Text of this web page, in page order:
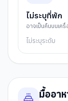
ไม่ระบุที่พัก
อาจเป็นคืนบนเค
ไม่ระบุระดับ
มื้ออา